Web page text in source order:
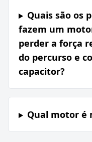
Quais são os
fazem um
perder a força
do percurso e
capacitor?
Qual motor é